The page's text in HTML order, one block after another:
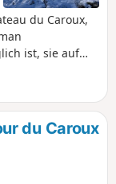
du Caroux,
ist, sie auf
können. Der
Personen,
des
Gebieten
Datei
du Caroux